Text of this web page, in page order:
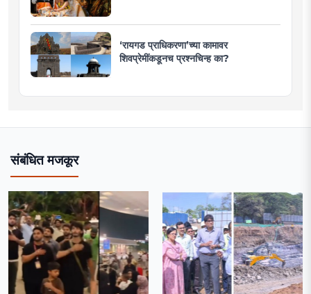
‘रायगड प्राधिकरणा’च्या कामावर
शिवप्रेमींकडूनच प्रश्नचिन्ह का?
संबंधित मजकूर